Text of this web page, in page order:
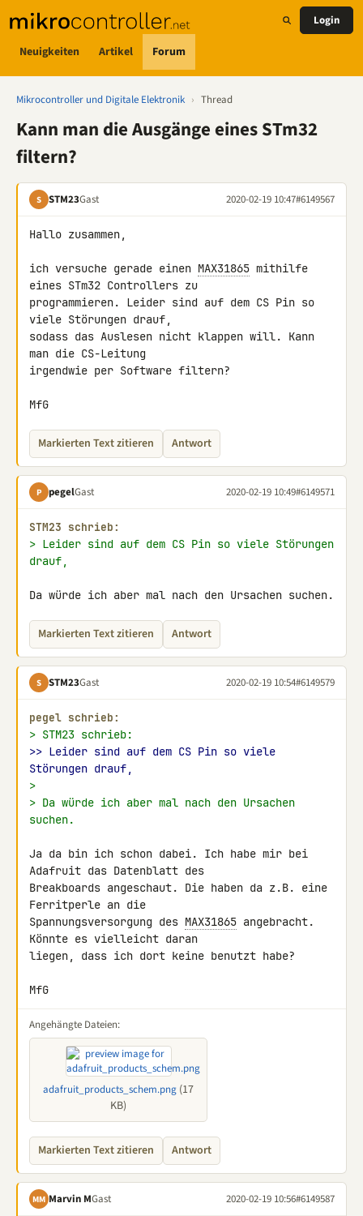
Neuigkeiten Artikel Forum
Login
Mikrocontroller und Digitale Elektronik › Thread
Kann man die Ausgänge eines STm32
filtern?
S STM23Gast 2020-02-19 10:47#6149567
Hallo zusammen,
ich versuche gerade einen MAX31865 mithilfe
eines STm32 Controllers zu
programmieren. Leider sind auf dem CS Pin so
viele Störungen drauf,
sodass das Auslesen nicht klappen will. Kann
man die CS-Leitung
irgendwie per Software filtern?
MfG
Markierten Text zitieren Antwort
P pegelGast 2020-02-19 10:49#6149571
STM23 schrieb:
> Leider sind auf dem CS Pin so viele Störungen
drauf,
Da würde ich aber mal nach den Ursachen suchen.
Markierten Text zitieren Antwort
S STM23Gast 2020-02-19 10:54#6149579
pegel schrieb:
> STM23 schrieb:
>> Leider sind auf dem CS Pin so viele
Störungen drauf,
>
> Da würde ich aber mal nach den Ursachen
suchen.
Ja da bin ich schon dabei. Ich habe mir bei
Adafruit das Datenblatt des
Breakboards angeschaut. Die haben da z.B. eine
Ferritperle an die
Spannungsversorgung des MAX31865 angebracht.
Könnte es vielleicht daran
liegen, dass ich dort keine benutzt habe?
MfG
Angehängte Dateien:
adafruit_products_schem.png (17
KB)
Markierten Text zitieren Antwort
MM Marvin MGast 2020-02-19 10:56#6149587